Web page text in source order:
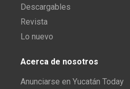
Descargables
Revista
Lo nuevo
Acerca de nosotros
Anunciarse en Yucatán Today